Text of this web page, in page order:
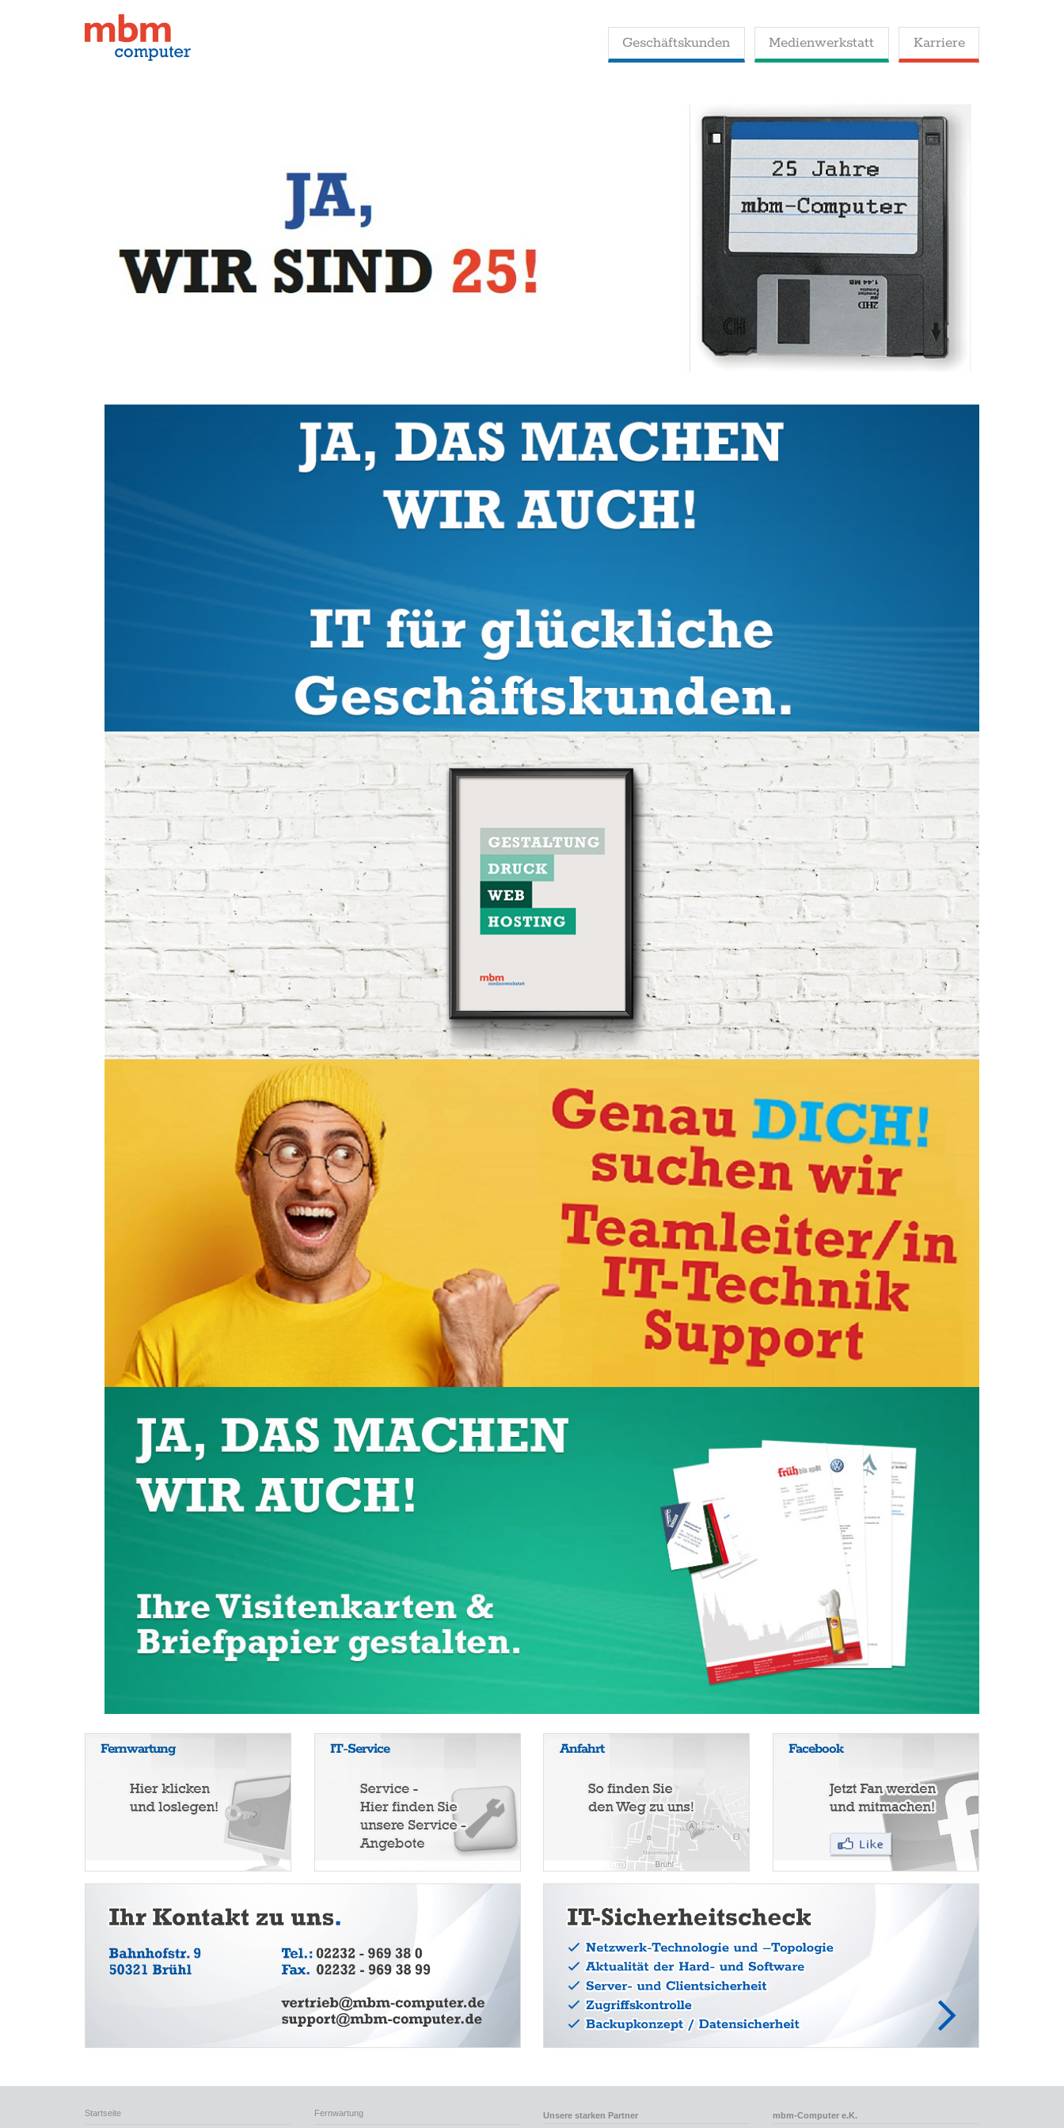
Geschäftskunden Medienwerkstatt Karriere
Fernwartung IT-Service Anfahrt Facebook
Startseite Fernwartung Unsere starken Partner
mbm-Computer e.K.